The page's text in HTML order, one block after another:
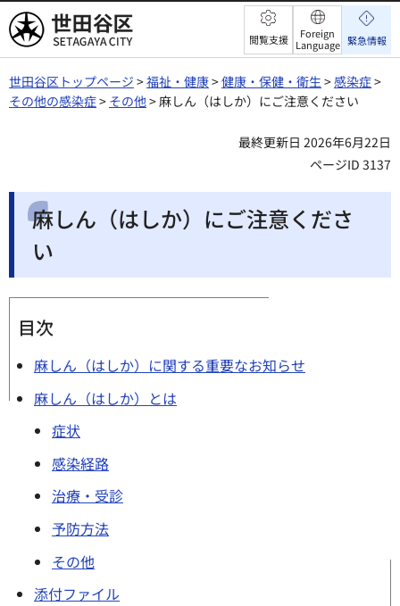
世田谷区 閲覧支援
Foreign
Language 緊急情報
世田谷区トップページ >福祉・健康>健康・保健・衛生 >感染症>
その他の感染症> その他> 麻しん（はしか）にご注意ください
最終更新日 2026年6月22日
ページID 3137
麻しん（はしか）にご注意くださ
い
目次
麻しん（はしか）に関する重要なお知らせ
麻しん（はしか）とは
症状
感染経路
治療・受診
予防方法
その他
添付ファイル